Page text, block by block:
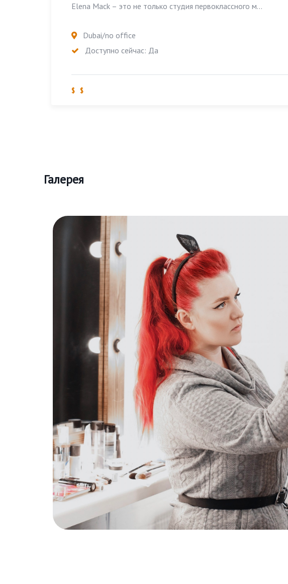
Elena Mack – это не только студия первоклассного м...
Dubai/no office
Доступно сейчас: Да
$ $
Галерея